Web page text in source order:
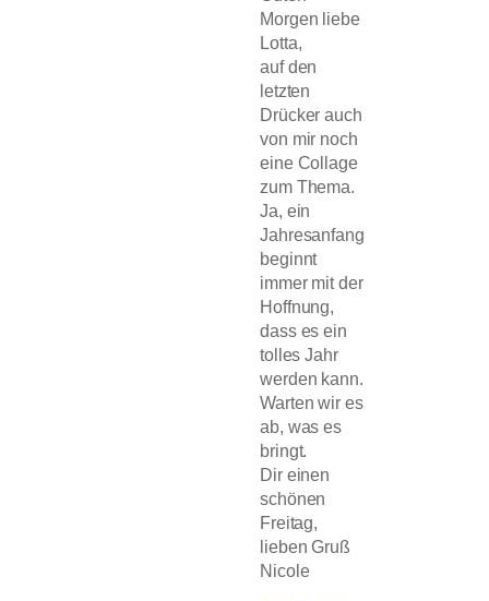
Morgen liebe
Lotta,
auf den
letzten
Drücker auch
von mir noch
eine Collage
zum Thema.
Ja, ein
Jahresanfang
beginnt
immer mit der
Hoffnung,
dass es ein
tolles Jahr
werden kann.
Warten wir es
ab, was es
bringt.
Dir einen
schönen
Freitag,
lieben Gruß
Nicole